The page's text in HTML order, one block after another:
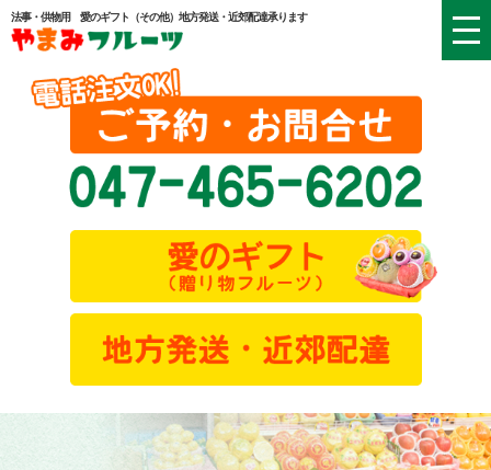
法事・供物用 愛のギフト（その他）地方発送・近郊配達承ります